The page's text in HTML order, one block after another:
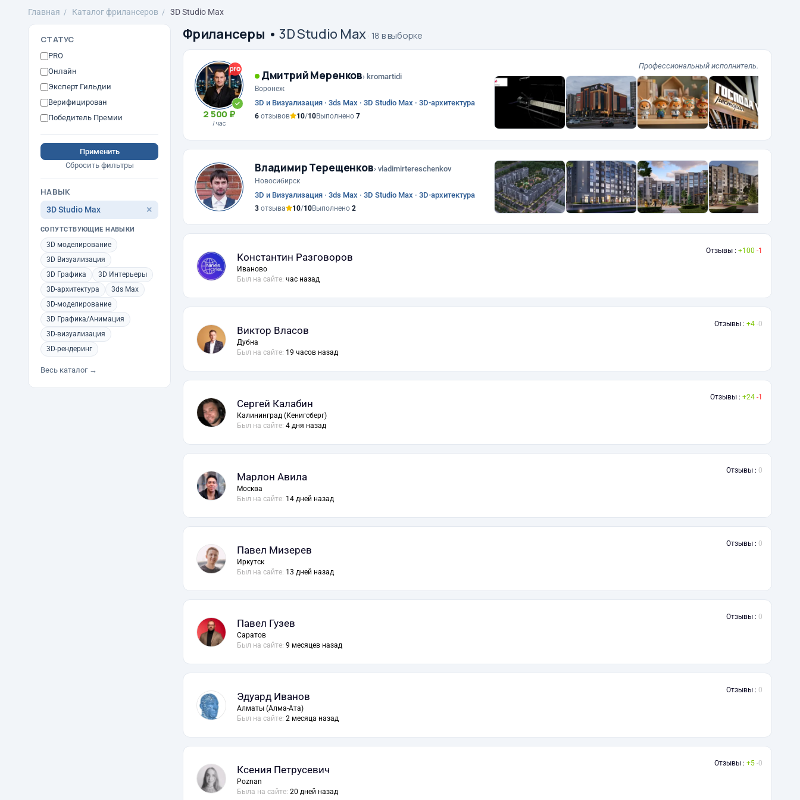
Главная Каталог фрилансеров 3D Studio Max
СТАТУС
PRO
Онлайн
Эксперт Гильдии
Верифицирован
Победитель Премии
Применить
Сбросить фильтры
НАВЫК
3D Studio Max ✕
СОПУТСТВУЮЩИЕ НАВЫКИ
3D моделирование
3D Визуализация
3D Графика
3D Интерьеры
3D-архитектура
3ds Max
3D-моделирование
3D Графика/Анимация
3D-визуализация
3D-рендеринг
Весь каталог →
Фрилансеры •3D Studio Max · 18 в выборке
2 500 ₽
/ час
Дмитрий Меренков› kromartidi
Воронеж
3D и Визуализация · 3ds Max · 3D Studio Max · 3D-архитектура
6 отзывов 10/10Выполнено 7
Профессиональный исполнитель.
Владимир Терещенков› vladimirtereschenkov
Новосибирск
3D и Визуализация · 3ds Max · 3D Studio Max · 3D-архитектура
3 отзыва 10/10Выполнено 2
Константин Разговоров
Иваново
Был на сайте: час назад
Отзывы : 100 1
Виктор Власов
Дубна
Был на сайте: 19 часов назад
Отзывы : 4 0
Сергей Калабин
Калининград (Кенигсберг)
Был на сайте: 4 дня назад
Отзывы : 24 1
Марлон Авила
Москва
Был на сайте: 14 дней назад
Отзывы : 0
Павел Мизерев
Иркутск
Был на сайте: 13 дней назад
Отзывы : 0
Павел Гузев
Саратов
Был на сайте: 9 месяцев назад
Отзывы : 0
Эдуард Иванов
Алматы (Алма-Ата)
Был на сайте: 2 месяца назад
Отзывы : 0
Ксения Петрусевич
Poznan
Была на сайте: 20 дней назад
Отзывы : 5 0